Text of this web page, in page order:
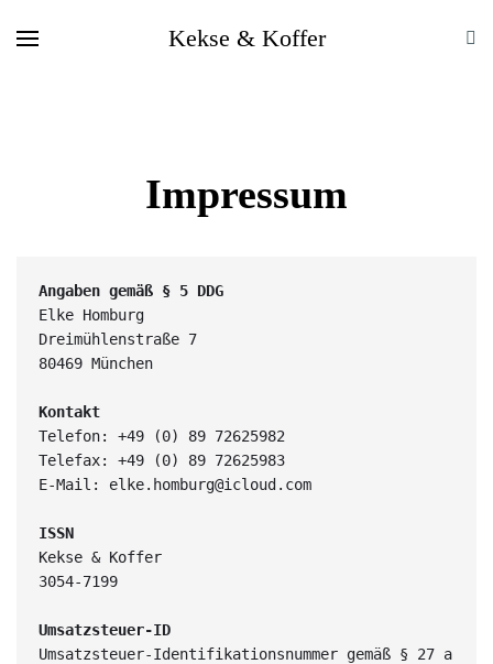
Kekse & Koffer
Impressum
Angaben gemäß § 5 DDG
Elke Homburg
Dreimühlenstraße 7
80469 München
Kontakt
Telefon: +49 (0) 89 72625982
Telefax: +49 (0) 89 72625983
E-Mail: elke.homburg@icloud.com
ISSN
Kekse & Koffer
3054-7199
Umsatzsteuer-ID
Umsatzsteuer-Identifikationsnummer gemäß § 27 a